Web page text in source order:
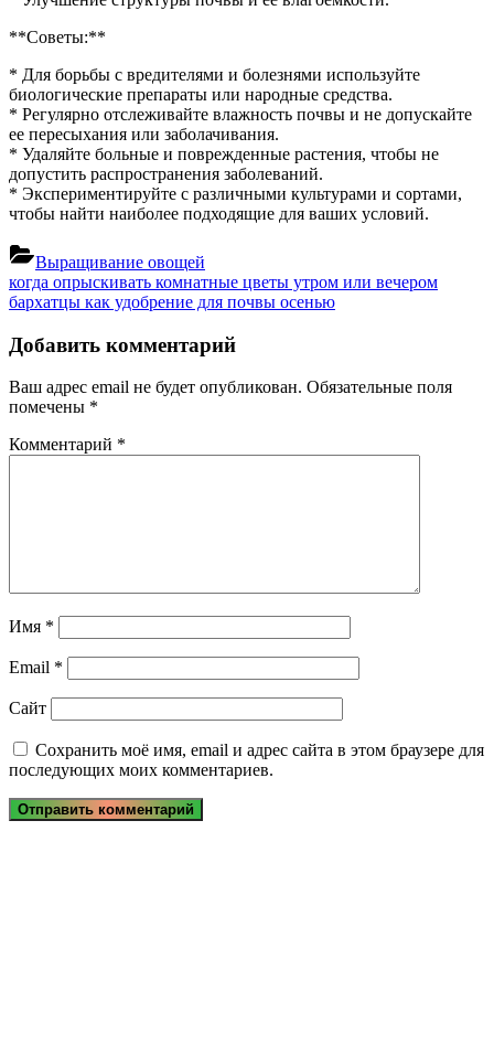
**Советы:**
* Для борьбы с вредителями и болезнями используйте
биологические препараты или народные средства.
* Регулярно отслеживайте влажность почвы и не допускайте
ее пересыхания или заболачивания.
* Удаляйте больные и поврежденные растения, чтобы не
допустить распространения заболеваний.
* Экспериментируйте с различными культурами и сортами,
чтобы найти наиболее подходящие для ваших условий.
Выращивание овощей
Навигация
по
записям
Previous
Post:
когда опрыскивать комнатные цветы утром или вечером
Next
бархатцы как удобрение для почвы осенью
Добавить комментарий
Ваш адрес email не будет опубликован. Обязательные поля
помечены *
Комментарий *
Имя *
Email *
Сайт
Сохранить моё имя, email и адрес сайта в этом браузере для
последующих моих комментариев.